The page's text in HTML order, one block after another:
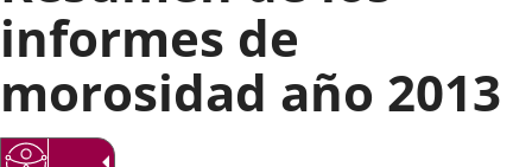
informes de
morosidad año 2013